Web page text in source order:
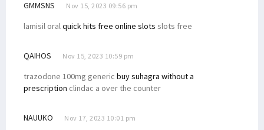
GMMSNS Nov 15, 2023 09:56 pm
lamisil oralquick hits free online slots slots free
QAIHOS Nov 15, 2023 10:59 pm
trazodone 100mg generic buy suhagra without a
prescription clindac a over the counter
NAUUKO Nov 17, 2023 10:01 pm